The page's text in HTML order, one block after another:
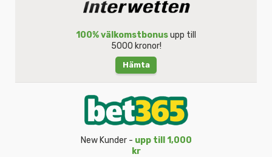
100% välkomstbonusupp till
5000 kronor!
Hämta
New Kunder - upp till 1,000
kr